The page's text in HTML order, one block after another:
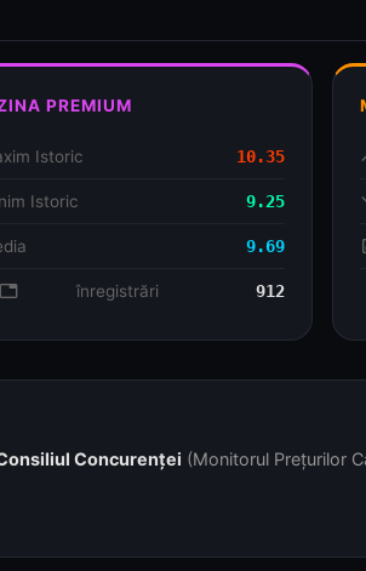
PREMIUM
Istoric 10.35
Istoric 9.25
9.69
înregistrări 912
Concurenței (Monitorul Prețurilor